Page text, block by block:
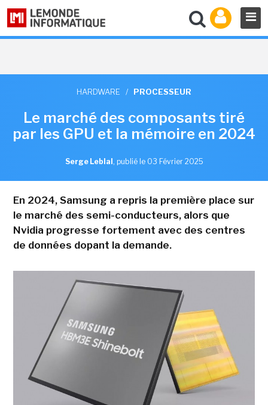
HARDWARE / PROCESSEUR
Le marché des composants tiré
par les GPU et la mémoire en 2024
Serge Leblal , publié le 03 Février 2025
En 2024, Samsung a repris la première place sur
le marché des semi-conducteurs, alors que
Nvidia progresse fortement avec des centres
de données dopant la demande.